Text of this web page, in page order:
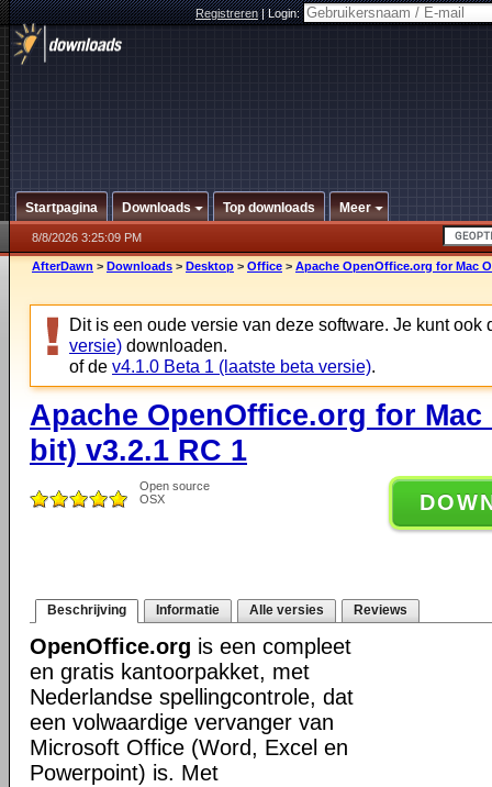
Registreren|Login:
Startpagina Downloads Top downloads Meer
8/8/2026 3:25:09 PM
AfterDawn > Downloads > Desktop > Office > Apache OpenOffice.org for Mac
Dit is een oude versie van deze software. Je kunt ook
versie) downloaden.
of de v4.1.0 Beta 1 (laatste beta versie).
Apache OpenOffice.org for Mac
bit) v3.2.1 RC 1
Open source
OSX
Beschrijving Informatie Alle versies Reviews
OpenOffice.org is een compleet
en gratis kantoorpakket, met
Nederlandse spellingcontrole, dat
een volwaardige vervanger van
Microsoft Office (Word, Excel en
Powerpoint) is. Met